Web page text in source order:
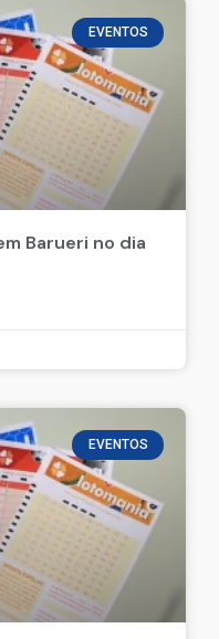
EVENTOS
Barueri no dia
EVENTOS